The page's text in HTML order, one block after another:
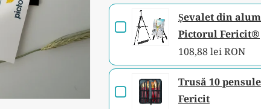
Checkbox
for
Șevalet
aluminiu
Șevalet din
Pictorul Fericit®
108,88 lei RON
Checkbox
Trusă 10
Fericit